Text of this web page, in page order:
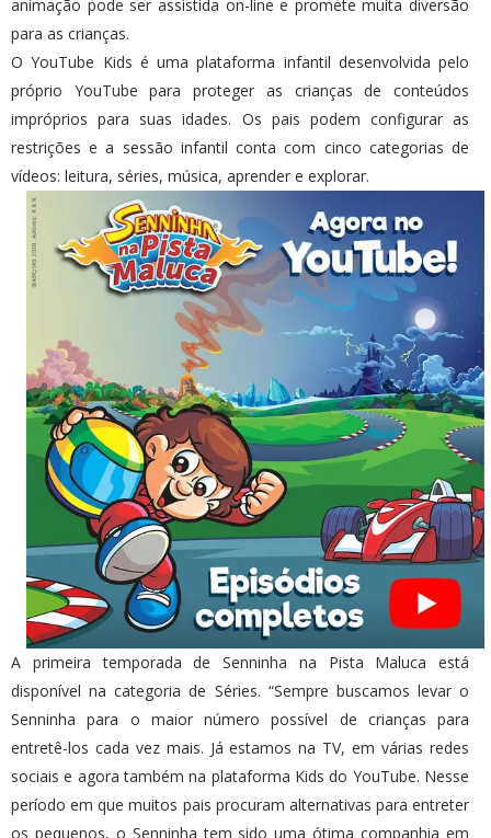
animação pode ser assistida on-line e promete muita diversão
para as crianças.
O YouTube Kids é uma plataforma infantil desenvolvida pelo
próprio YouTube para proteger as crianças de conteúdos
impróprios para suas idades. Os pais podem configurar as
restrições e a sessão infantil conta com cinco categorias de
vídeos: leitura, séries, música, aprender e explorar.
A primeira temporada de Senninha na Pista Maluca está
disponível na categoria de Séries. “Sempre buscamos levar o
Senninha para o maior número possível de crianças para
entretê-los cada vez mais. Já estamos na TV, em várias redes
sociais e agora também na plataforma Kids do YouTube. Nesse
período em que muitos pais procuram alternativas para entreter
os pequenos, o Senninha tem sido uma ótima companhia em